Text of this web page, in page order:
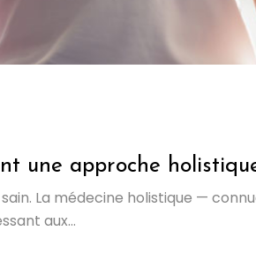
une approche
La médecine holistique —
aux…